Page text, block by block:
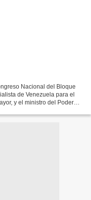
Nacional del Bloque
de Venezuela para el
y el ministro del Poder